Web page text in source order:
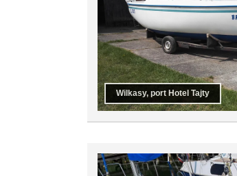
Wilkasy, port Hotel Tajty